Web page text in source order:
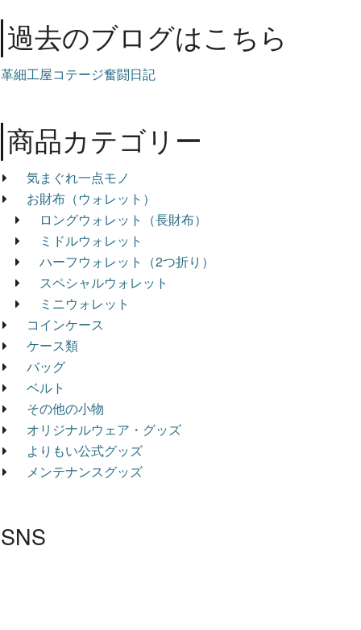
過去のブログはこちら
革細工屋コテージ奮闘日記
商品カテゴリー
気まぐれ一点モノ
お財布（ウォレット）
ロングウォレット（長財布）
ミドルウォレット
ハーフウォレット（2つ折り）
スペシャルウォレット
ミニウォレット
コインケース
ケース類
バッグ
ベルト
その他の小物
オリジナルウェア・グッズ
よりもい公式グッズ
メンテナンスグッズ
SNS